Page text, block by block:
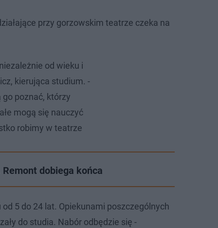
przy gorzowskim teatrze czeka na
od wieku i
kierująca studium. -
poznać, którzy
mogą się nauczyć
robimy w teatrze
dobiega końca
5 do 24 lat. Opiekunami poszczególnych
do studia. Nabór odbędzie się -